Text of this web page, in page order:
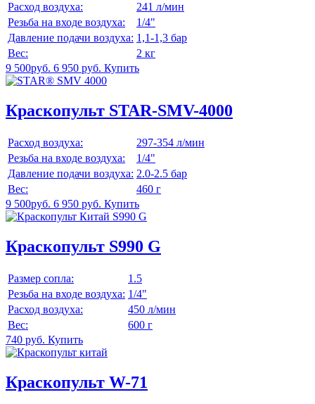
Расход воздуха:
241 л/мин
Резьба на входе воздуха:
1/4"
Давление подачи воздуха: 1,1-1,3 бар
Вес:
2 кг
9 500руб. 6 950 руб. Купить
Краскопульт STAR-SMV-4000
Расход воздуха:
297-354 л/мин
Резьба на входе воздуха:
1/4"
Давление подачи воздуха: 2.0-2.5 бар
Вес:
460 г
9 500руб. 6 950 руб. Купить
Краскопульт S990 G
Размер сопла:
1.5
Резьба на входе воздуха: 1/4"
Расход воздуха:
450 л/мин
Вес:
600 г
740 руб. Купить
Краскопульт W-71